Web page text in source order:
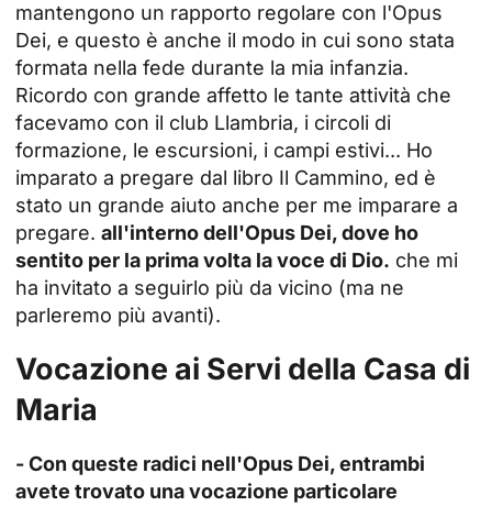
mantengono un rapporto regolare con l'Opus
Dei, e questo è anche il modo in cui sono stata
formata nella fede durante la mia infanzia.
Ricordo con grande affetto le tante attività che
facevamo con il club Llambria, i circoli di
formazione, le escursioni, i campi estivi... Ho
imparato a pregare dal libro Il Cammino, ed è
stato un grande aiuto anche per me imparare a
pregare. all'interno dell'Opus Dei, dove ho
sentito per la prima volta la voce di Dio. che mi
ha invitato a seguirlo più da vicino (ma ne
parleremo più avanti).
Vocazione ai Servi della Casa di
Maria
- Con queste radici nell'Opus Dei, entrambi
avete trovato una vocazione particolare